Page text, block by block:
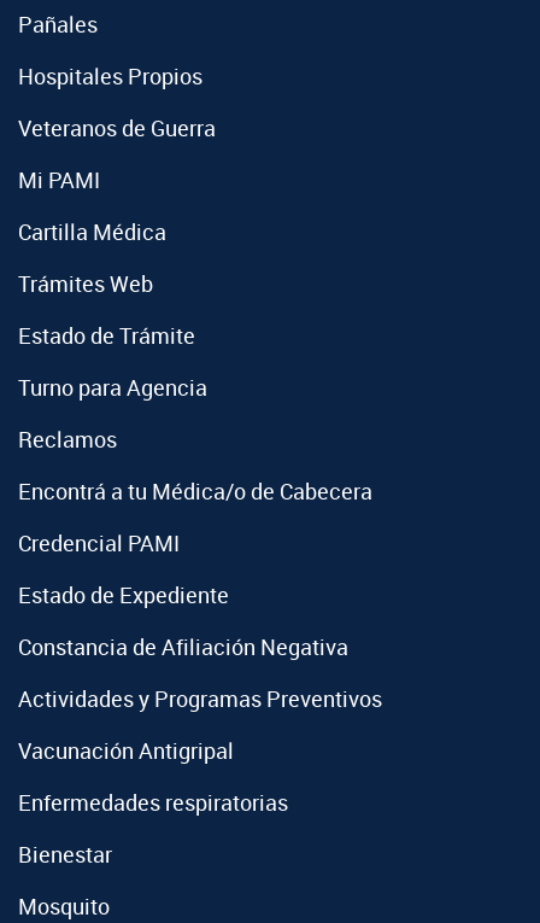
Pañales
Hospitales Propios
Veteranos de Guerra
Mi PAMI
Cartilla Médica
Trámites Web
Estado de Trámite
Turno para Agencia
Reclamos
Encontrá a tu Médica/o de Cabecera
Credencial PAMI
Estado de Expediente
Constancia de Afiliación Negativa
Actividades y Programas Preventivos
Vacunación Antigripal
Enfermedades respiratorias
Bienestar
Mosquito